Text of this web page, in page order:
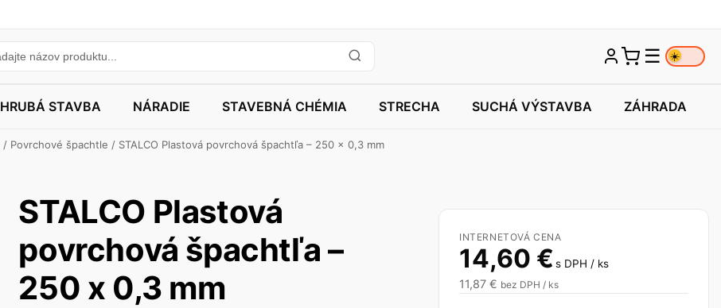
☰ ☀️
HRUBÁ STAVBA NÁRADIE STAVEBNÁ CHÉMIA STRECHA SUCHÁ VÝSTAVBA ZÁHRADA
/ Povrchové špachtle / STALCO Plastová povrchová špachtľa – 250 x 0,3 mm
STALCO Plastová
povrchová špachtľa –
250 x 0,3 mm
INTERNETOVÁ CENA
14,60 € s DPH / ks
11,87 € bez DPH / ks